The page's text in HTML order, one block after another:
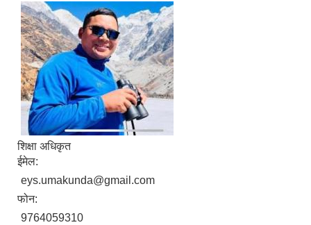
शिक्षा अधिकृत
ईमेल:
eys.umakunda@gmail.com
फोन:
9764059310